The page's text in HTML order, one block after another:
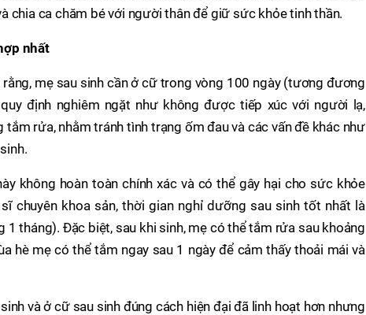
chia ca chăm bé với người thân để giữ sức khỏe tinh thần.
nhất
mẹ sau sinh cần ở cữ trong vòng 100 ngày (tương đương
định nghiêm ngặt như không được tiếp xúc với người lạ,
tắm rửa, nhằm tránh tình trạng ốm đau và các vấn đề khác như
không hoàn toàn chính xác và có thể gây hại cho sức khỏe
chuyên khoa sản, thời gian nghỉ dưỡng sau sinh tốt nhất là
tháng). Đặc biệt, sau khi sinh, mẹ có thể tắm rửa sau khoảng
hè mẹ có thể tắm ngay sau 1 ngày để cảm thấy thoải mái và
và ở cữ sau sinh đúng cách hiện đại đã linh hoạt hơn nhưng